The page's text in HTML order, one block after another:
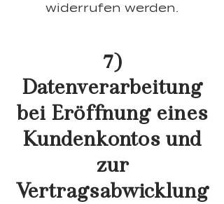
widerrufen werden.
7)
Datenverarbeitung
bei Eröffnung eines
Kundenkontos und
zur
Vertragsabwicklung